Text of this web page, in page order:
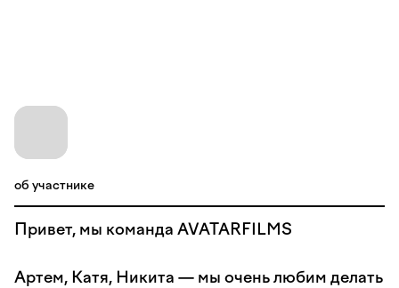
об участнике
Привет, мы команда AVATARFILMS
‌Артем, Катя, Никита — мы очень любим делать